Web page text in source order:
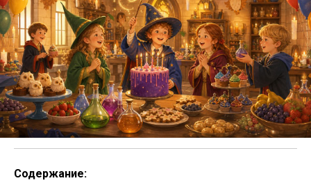
Содержание: